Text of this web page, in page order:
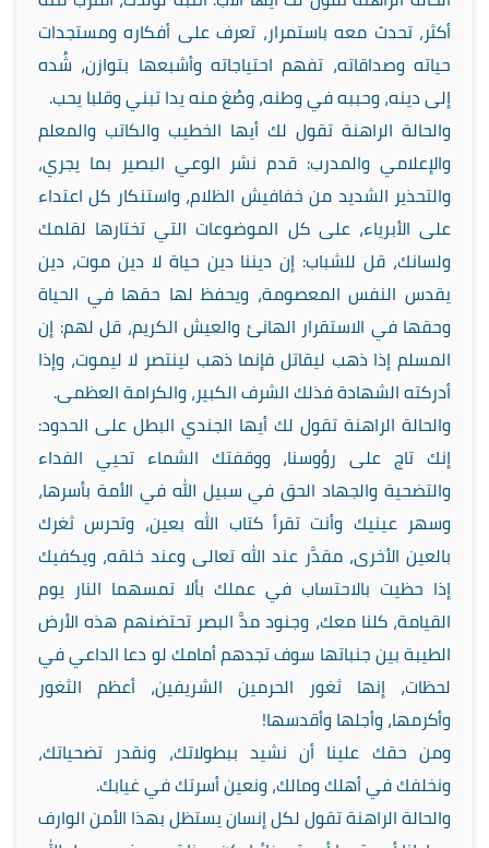
أكثر، تحدث معه باستمرار، تعرف على أفكاره ومستجدات
حياته وصداقاته، تفهم احتياجاته وأشبعها بتوازن، شُده
إلى دينه، وحببه في وطنه، وصُغ منه يدا تبني وقلبا يحب.
والحالة الراهنة تقول لك أيها الخطيب والكاتب والمعلم
والإعلامي والمدرب: قدم نشر الوعي البصير بما يجري،
والتحذير الشديد من خفافيش الظلام، واستنكار كل اعتداء
على الأبرياء، على كل الموضوعات التي تختارها لقلمك
ولسانك، قل للشباب: إن ديننا دين حياة لا دين موت، دين
يقدس النفس المعصومة، ويحفظ لها حقها في الحياة
وحقها في الاستقرار الهانئ والعيش الكريم، قل لهم: إن
المسلم إذا ذهب ليقاتل فإنما ذهب لينتصر لا ليموت، وإذا
أدركته الشهادة فذلك الشرف الكبير، والكرامة العظمى.
والحالة الراهنة تقول لك أيها الجندي البطل على الحدود:
إنك تاج على رؤوسنا، ووقفتك الشماء تحيي الفداء
والتضحية والجهاد الحق في سبيل الله في الأمة بأسرها،
وسهر عينيك وأنت تقرأ كتاب الله بعين، وتحرس ثغرك
بالعين الأخرى، مقدَّر عند الله تعالى وعند خلقه، ويكفيك
إذا حظيت بالاحتساب في عملك بألا تمسهما النار يوم
القيامة، كلنا معك، وجنود مدَّ البصر تحتضنهم هذه الأرض
الطيبة بين جنباتها سوف تجدهم أمامك لو دعا الداعي في
لحظات، إنها ثغور الحرمين الشريفين، أعظم الثغور
وأكرمها، وأجلها وأقدسها!
ومن حقك علينا أن نشيد ببطولاتك، ونقدر تضحياتك،
ونخلفك في أهلك ومالك، ونعين أسرتك في غيابك.
والحالة الراهنة تقول لكل إنسان يستظل بهذا الأمن الوارف